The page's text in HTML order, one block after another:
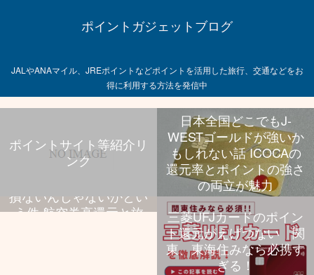
ポイントガジェットブログ
JALやANAマイル、JREポイントなどポイントを活用した旅行、交通などをお
得に利用する方法を発信中
ポイントサイト等紹介リ
ンク
日本全国どこでもJ-
WESTゴールドが強いか
もしれない話 ICOCAの
還元率とポイントの強さ
の両立が魅力
飛行機乗る旅行好きなら
損ないんじゃないかとい
う件 航空券高還元と旅
三菱UFJカードのポイン
ト還元がえげつない 関
東、東海住みなら必携す
ぎる！